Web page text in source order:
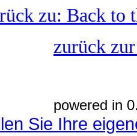
zu: Back to
zurück
powered in
Sie Ihre